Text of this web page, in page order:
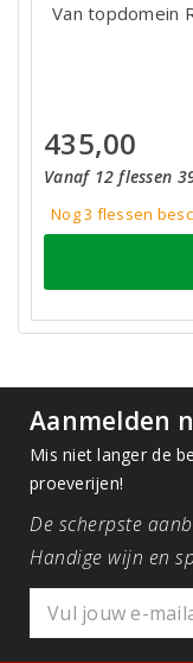
Van topdomein
435,00
Vanaf 12 flessen
Nog 3 flessen
Aanmelden
Mis niet langer de
proeverijen!
De scherpste
Handige wijn en